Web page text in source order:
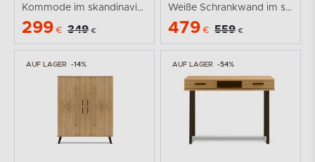
Kommode im skandinavischen Stil weiß für das...
299 € 349 €
Weiße Schrankwand im skandinavischen Stil für das...
479 € 559 €
AUF LAGER -14% AUF LAGER -54%